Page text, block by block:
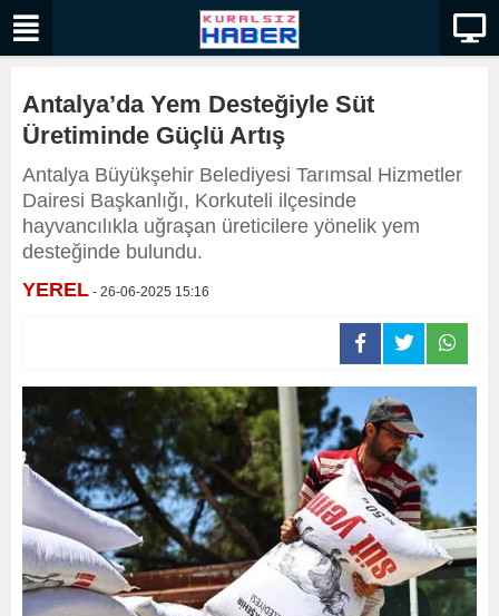
Antalya’da Yem Desteğiyle Süt
Üretiminde Güçlü Artış
​​​​​​Antalya Büyükşehir Belediyesi Tarımsal Hizmetler
Dairesi Başkanlığı, Korkuteli ilçesinde
hayvancılıkla uğraşan üreticilere yönelik yem
desteğinde bulundu.
YEREL - 26-06-2025 15:16